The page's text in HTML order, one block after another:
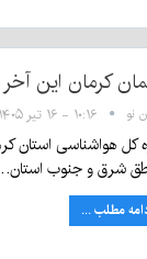
کرمان این
نو ۱۰:۱۶ - ۱۶ تیر ۱۴۰۵
کل هواشناسی استان
شرق و جنوب
مطلب ...